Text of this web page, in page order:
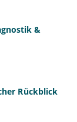
&
Rückblick